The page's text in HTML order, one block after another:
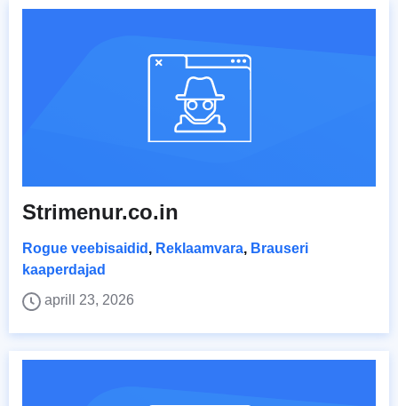
Strimenur.co.in
Rogue veebisaidid , Reklaamvara, Brauseri
kaaperdajad
aprill 23, 2026